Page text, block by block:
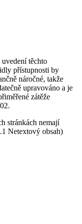
těchto
přístupnosti by
náročné, takže
upravováno a je
zátěže
stránkách nemají
Netextový obsah)